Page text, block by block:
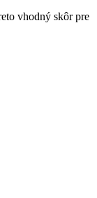
vhodný skôr pre